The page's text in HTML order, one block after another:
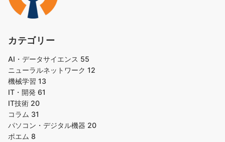
カテゴリー
AI・データサイエンス 55
ニューラルネットワーク 12
機械学習 13
IT・開発 61
IT技術 20
コラム 31
パソコン・デジタル機器 20
ポエム 8